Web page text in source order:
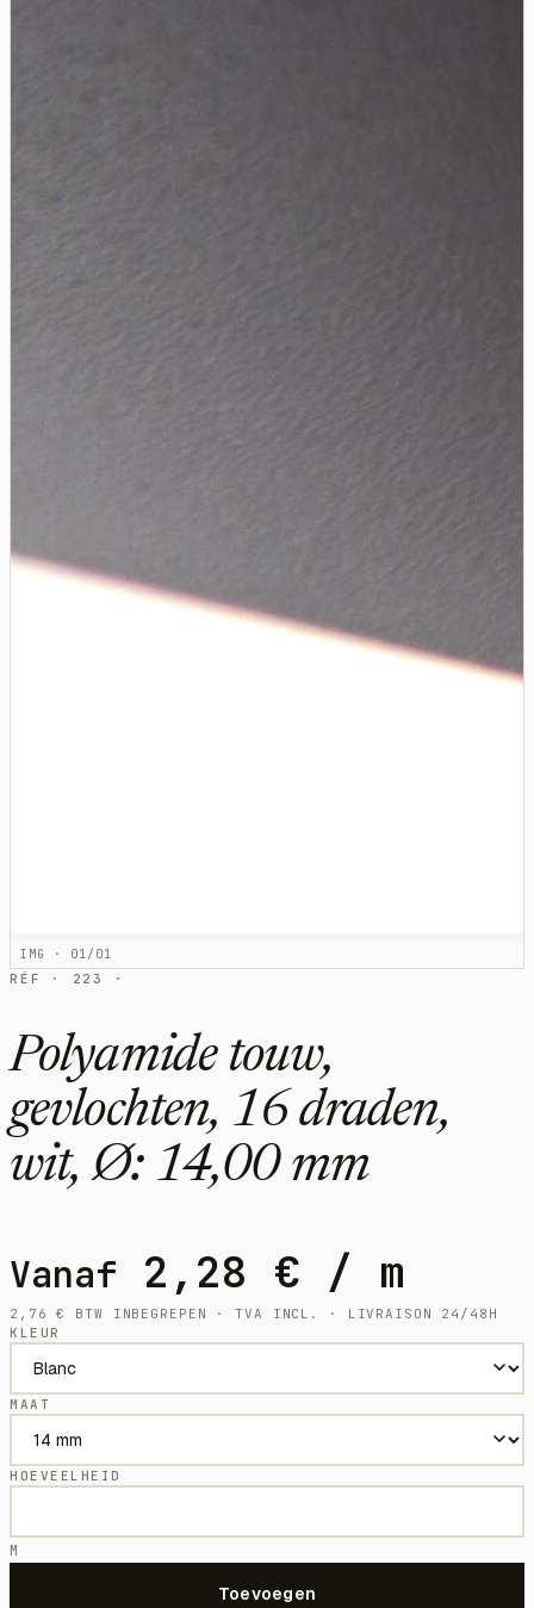
IMG · 01/01
RÉF · 223 ·
Polyamide touw,
gevlochten, 16 draden,
wit, Ø: 14,00 mm
Vanaf 2,28 € / m
2,76€
BTW INBEGREPEN · TVA INCL. · LIVRAISON 24/48H
KLEUR
MAAT
HOEVEELHEID
M